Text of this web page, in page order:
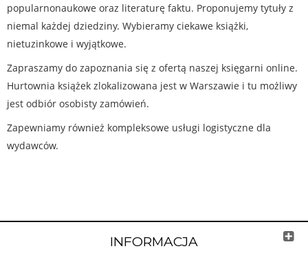
popularnonaukowe oraz literaturę faktu. Proponujemy tytuły z
niemal każdej dziedziny. Wybieramy ciekawe książki,
nietuzinkowe i wyjątkowe.
Zapraszamy do zapoznania się z ofertą naszej księgarni online.
Hurtownia książek zlokalizowana jest w Warszawie i tu możliwy
jest odbiór osobisty zamówień.
Zapewniamy również kompleksowe usługi logistyczne dla
wydawców.
INFORMACJA